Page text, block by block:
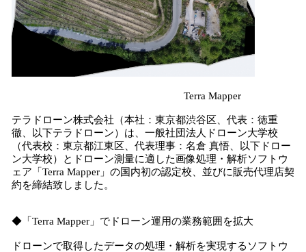
Terra Mapper
テラドローン株式会社（本社：東京都渋谷区、代表：徳重
徹、以下テラドローン）は、一般社団法人ドローン大学校
（代表校：東京都江東区、代表理事：名倉 真悟、以下ドロー
ン大学校）とドローン測量に適した画像処理・解析ソフトウ
ェア「Terra Mapper」の国内初の認定校、並びに販売代理店契
約を締結致しました。
◆「Terra Mapper」でドローン運用の業務範囲を拡大
ドローンで取得したデータの処理・解析を実現するソフトウ